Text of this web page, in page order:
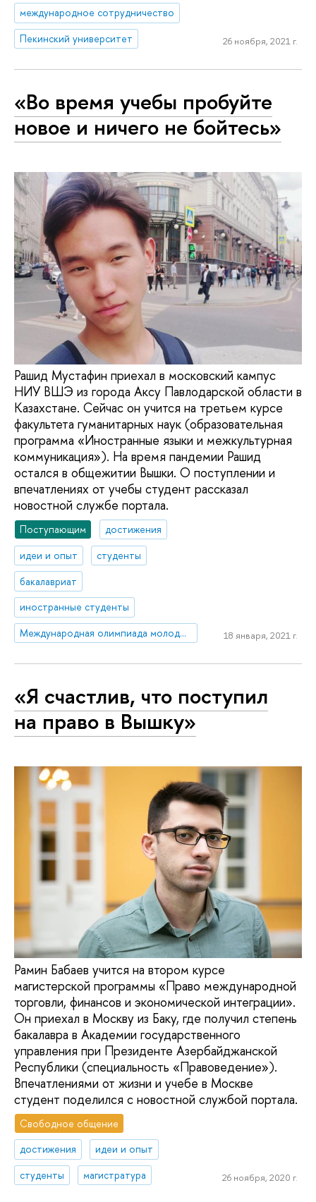
международное сотрудничество
Пекинский университет
26 ноября, 2021 г.
«Во время учебы пробуйте
новое и ничего не бойтесь»
Рашид Мустафин приехал в московский кампус
НИУ ВШЭ из города Аксу Павлодарской области в
Казахстане. Сейчас он учится на третьем курсе
факультета гуманитарных наук (образовательная
программа «Иностранные языки и межкультурная
коммуникация»). На время пандемии Рашид
остался в общежитии Вышки. О поступлении и
впечатлениях от учебы студент рассказал
новостной службе портала.
Поступающим
достижения
идеи и опыт
студенты
бакалавриат
иностранные студенты
Международная олимпиада молодежи
18 января, 2021 г.
«Я счастлив, что поступил
на право в Вышку»
Рамин Бабаев учится на втором курсе
магистерской программы «Право международной
торговли, финансов и экономической интеграции».
Он приехал в Москву из Баку, где получил степень
бакалавра в Академии государственного
управления при Президенте Азербайджанской
Республики (специальность «Правоведение»).
Впечатлениями от жизни и учебе в Москве
студент поделился с новостной службой портала.
Свободное общение
достижения
идеи и опыт
студенты
магистратура 26 ноября, 2020 г.